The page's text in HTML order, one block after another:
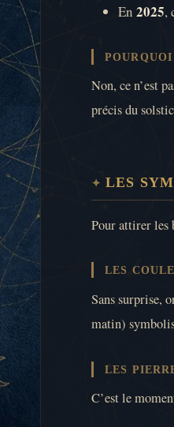
En 2025,
Non, ce n’est
précis du
LES
Pour attirer les
LES
Sans surprise,
matin)
LES
C’est le